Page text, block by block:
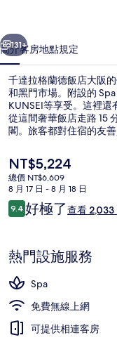
店
大
阪
的
相
片
集
個 下一個
131+
簡介客房地點規定
千達拉格蘭德飯店大阪
和黑門市場。附設的
KUNSEI等享受。這裡還
從這間奢華飯店走路 15
閣。旅客都對住宿的友
目
前
的
價
格
NT$5,224
總價 NT$6,609
8 月 17 日 - 8 月 18 日
評
論
9.49.4 分，滿分 10 分，
好極了查看 2,033
熱門設施服務
Spa
免費無線上網
可提供相連客房